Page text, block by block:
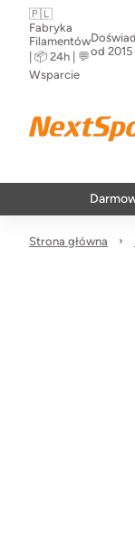
🇵🇱
Fabryka
Filamentów
| 📦 24h | 💬
Wsparcie
od
Darmowa
Strona główna